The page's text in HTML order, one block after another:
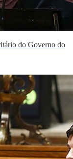
do Governo do